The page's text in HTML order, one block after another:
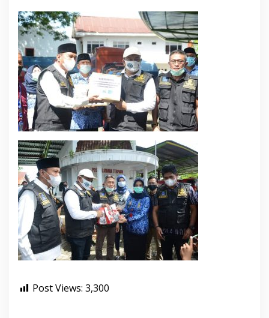
Post Views: 3,300